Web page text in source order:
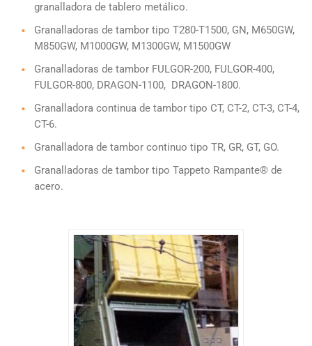
granalladora de tablero metálico.
Granalladoras de tambor tipo T280-T1500, GN, M650GW,
M850GW, M1000GW, M1300GW, M1500GW
Granalladoras de tambor FULGOR-200, FULGOR-400,
FULGOR-800, DRAGON-1100, DRAGON-1800.
Granalladora continua de tambor tipo CT, CT-2, CT-3, CT-4,
CT-6.
Granalladora de tambor continuo tipo TR, GR, GT, GO.
Granalladoras de tambor tipo Tappeto Rampante® de
acero.